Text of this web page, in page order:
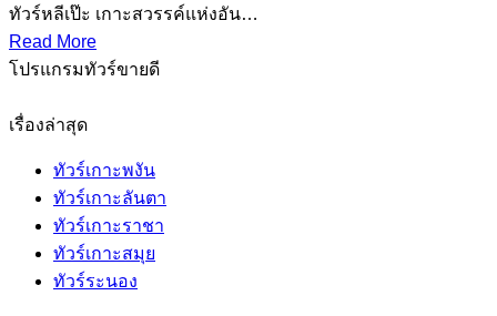
ทัวร์หลีเป๊ะ เกาะสวรรค์แห่งอัน…
Read More
โปรแกรมทัวร์ขายดี
เรื่องล่าสุด
ทัวร์เกาะพงัน
ทัวร์เกาะลันตา
ทัวร์เกาะราชา
ทัวร์เกาะสมุย
ทัวร์ระนอง